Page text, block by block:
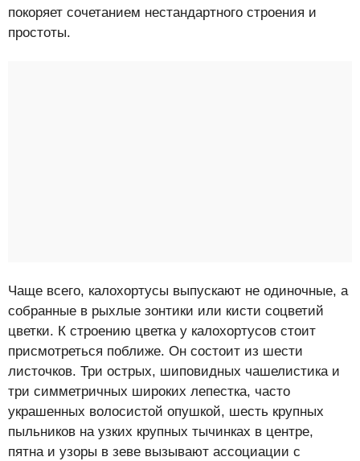
покоряет сочетанием нестандартного строения и
простоты.
Чаще всего, калохортусы выпускают не одиночные, а
собранные в рыхлые зонтики или кисти соцветий
цветки. К строению цветка у калохортусов стоит
присмотреться поближе. Он состоит из шести
листочков. Три острых, шиповидных чашелистика и
три симметричных широких лепестка, часто
украшенных волосистой опушкой, шесть крупных
пыльников на узких крупных тычинках в центре,
пятна и узоры в зеве вызывают ассоциации с